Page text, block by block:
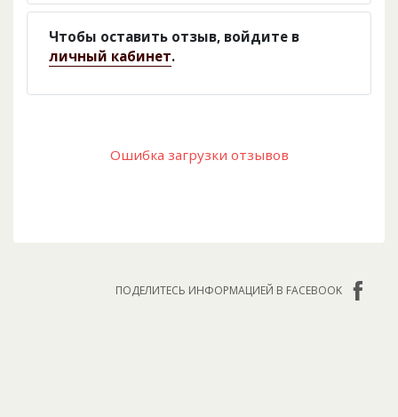
Чтобы оставить отзыв, войдите в
личный кабинет.
Ошибка загрузки отзывов
ПОДЕЛИТЕСЬ ИНФОРМАЦИЕЙ В FACEBOOK